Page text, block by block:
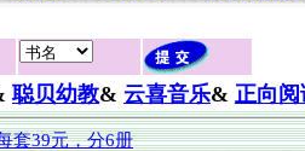
聪贝幼教& 云喜音乐& 正向阅
套39元，分6册